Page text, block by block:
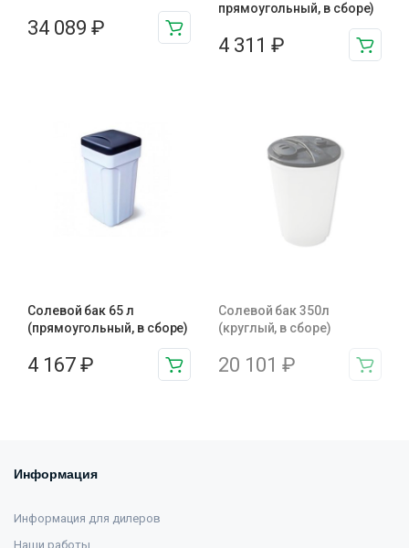
34 089 ₽
прямоугольный, в сборе)
4 311 ₽
Солевой бак 65 л
(прямоугольный, в сборе)
4 167 ₽
Солевой бак 350л
(круглый, в сборе)
20 101 ₽
Информация
Информация для дилеров
Наши работы